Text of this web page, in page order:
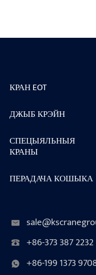
КРАН EOT
ДЖЫБ КРЭЙН
СПЕЦЫЯЛЬНЫЯ
КРАНЫ
ПЕРАДАЧА КОШЫКА
+86-373 387 2232
+86-199 1373